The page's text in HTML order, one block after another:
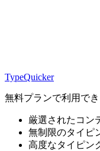
TypeQuicker
無料プランで利用で
厳選されたコン
無制限のタイピ
高度なタイピン